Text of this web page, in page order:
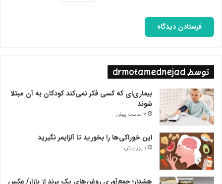
توسط drmotamednejad
بیماری‌ای که کسی فکر نمی‌کند کودکان به آن مبتلا
شوند
7 ساعت پیش
این خوراکی‌ها را بخورید تا آلزایمر نگیرید
1 روز پیش
هشدار؛ جمع‌آوری روغن‌های یک برند از بازار/ عکس